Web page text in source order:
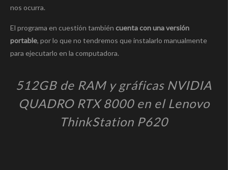
nos ocurra.
El programa en cuestión también cuenta con una versión
portable, por lo que no tendremos que instalarlo manualmente
para ejecutarlo en la computadora.
512GB de RAM y gráficas NVIDIA
QUADRO RTX 8000 en el Lenovo
ThinkStation P620